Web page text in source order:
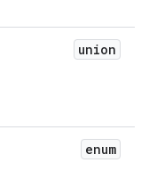
union
enum